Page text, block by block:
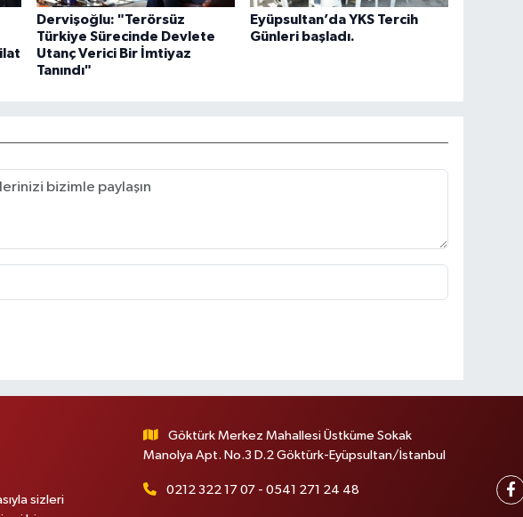
Dervişoğlu: "Terörsüz
Türkiye Sürecinde Devlete
Utanç Verici Bir İmtiyaz
Tanındı"
Eyüpsultan’da YKS Tercih
Günleri başladı.
sizleri
Göktürk Merkez Mahallesi Üstküme Sokak
Manolya Apt. No.3 D.2 Göktürk-Eyüpsultan/İstanbul
0212 322 17 07 - 0541 271 24 48